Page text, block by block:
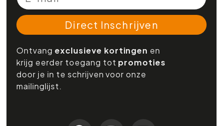
Direct Inschrijven
Ontvangexclusieve kortingen en
krijg eerder toegang tot promoties
door je in te schrijven voor onze
mailinglijst.